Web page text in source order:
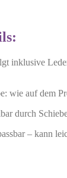
inklusive
wie auf dem
durch
– kann